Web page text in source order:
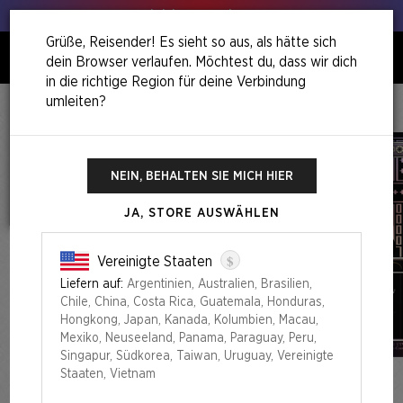
0
Home Back To School Superdrop
Grüße, Reisender! Es sieht so aus, als hätte sich
dein Browser verlaufen. Möchtest du, dass wir dich
in die richtige Region für deine Verbindung
umleiten?
NEIN, BEHALTEN SIE MICH HIER
JA, STORE AUSWÄHLEN
Vereinigte Staaten $
Liefern auf: Argentinien, Australien, Brasilien,
Chile, China, Costa Rica, Guatemala, Honduras,
Hongkong, Japan, Kanada, Kolumbien, Macau,
Mexiko, Neuseeland, Panama, Paraguay, Peru,
Singapur, Südkorea, Taiwan, Uruguay, Vereinigte
Staaten, Vietnam